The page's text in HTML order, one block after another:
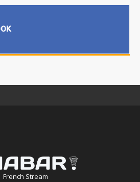
French Stream